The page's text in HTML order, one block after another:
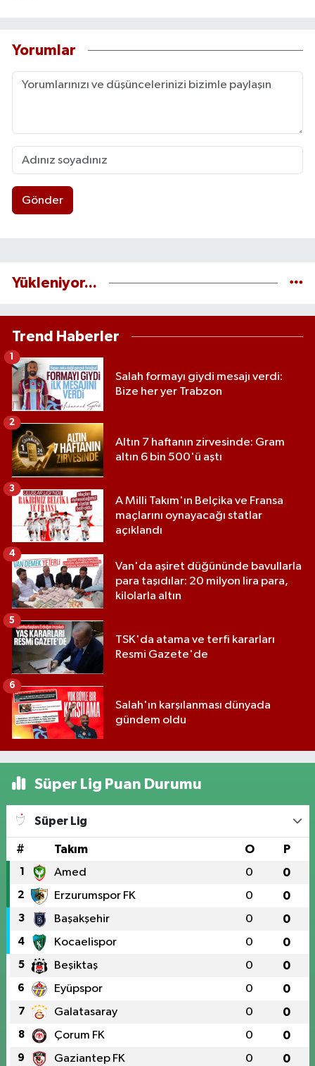
Yorumlar
Gönder
Yükleniyor...
Trend Haberler
Salah formayı giydi mesajı verdi:
Bize her yer Trabzon
1
Altın 7 haftanın zirvesinde: Gram
altın 6 bin 500'ü aştı
2
A Milli Takım'ın Belçika ve Fransa
maçlarını oynayacağı statlar
açıklandı
3
Van'da aşiret düğününde bavullarla
para taşıdılar: 20 milyon lira para,
kilolarla altın
4
TSK'da atama ve terfi kararları
Resmi Gazete'de
5
Salah'ın karşılanması dünyada
gündem oldu
6
Süper Lig Puan Durumu
Süper Lig
# Takım O P
1 Amed 0 0
2 Erzurumspor FK 0 0
3 Başakşehir 0 0
4 Kocaelispor 0 0
5 Beşiktaş 0 0
6 Eyüpspor 0 0
7 Galatasaray 0 0
8 Çorum FK 0 0
9 Gaziantep FK 0 0